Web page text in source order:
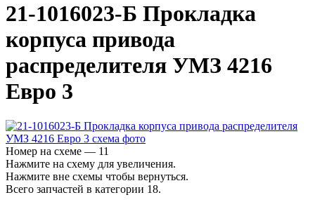
21-1016023-Б Прокладка
корпуса привода
распределителя УМЗ 4216
Евро 3
Номер на схеме — 11
Нажмите на схему для увеличения.
Нажмите вне схемы чтобы вернуться.
Всего запчастей в категории 18.